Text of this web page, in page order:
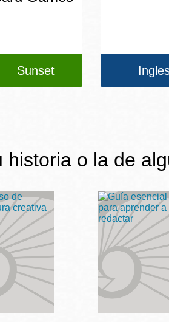
Sunset
o la de